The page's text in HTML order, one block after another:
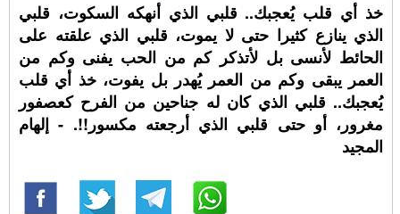
خذ أي قلب يُعجبك.. قلبي الذي أنهكه السكوت، قلبي
الذي ينازع كثيرا حتى لا يموت، قلبي الذي علقته على
الحائط لأنسى بل لأتذكر كم من الحب يفنى وكم من
العمر يبقى وكم من العمر يُهدر بل يفوت، خذ أي قلب
يُعجبك.. قلبي الذي كان له جناحين من الفرح كعصفور
مغرور، أو حتى قلبي الذي أرجعته مكسور!!. - إلهام
المجيد